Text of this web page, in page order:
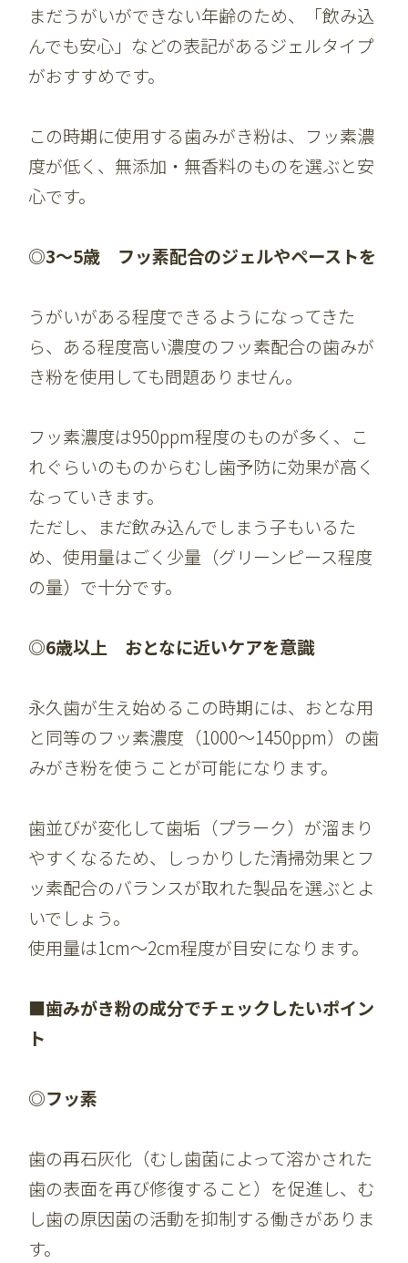
まだうがいができない年齢のため、「飲み込
んでも安心」などの表記があるジェルタイプ
がおすすめです。
この時期に使用する歯みがき粉は、フッ素濃
度が低く、無添加・無香料のものを選ぶと安
心です。
◎3～5歳 フッ素配合のジェルやペーストを
うがいがある程度できるようになってきた
ら、ある程度高い濃度のフッ素配合の歯みが
き粉を使用しても問題ありません。
フッ素濃度は950ppm程度のものが多く、こ
れぐらいのものからむし歯予防に効果が高く
なっていきます。
ただし、まだ飲み込んでしまう子もいるた
め、使用量はごく少量（グリーンピース程度
の量）で十分です。
◎6歳以上 おとなに近いケアを意識
永久歯が生え始めるこの時期には、おとな用
と同等のフッ素濃度（1000～1450ppm）の歯
みがき粉を使うことが可能になります。
歯並びが変化して歯垢（プラーク）が溜まり
やすくなるため、しっかりした清掃効果とフ
ッ素配合のバランスが取れた製品を選ぶとよ
いでしょう。
使用量は1cm～2cm程度が目安になります。
■歯みがき粉の成分でチェックしたいポイン
ト
◎フッ素
歯の再石灰化（むし歯菌によって溶かされた
歯の表面を再び修復すること）を促進し、む
し歯の原因菌の活動を抑制する働きがありま
す。